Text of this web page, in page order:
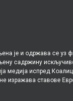
је и одржава се уз
садржину
медија испред
изражава ставове